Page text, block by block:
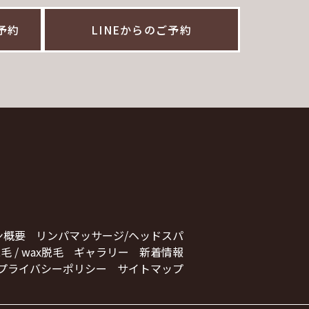
約 LINEからのご予約
概要
リンパマッサージ/ヘッドスパ
/ wax脱毛
ギャラリー
新着情報
ライバシーポリシー
サイトマップ